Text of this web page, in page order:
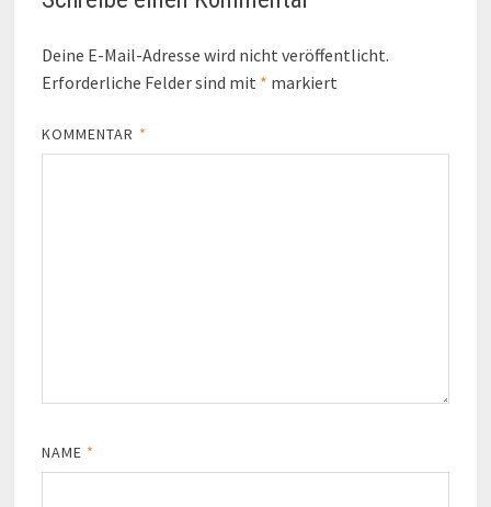
Deine E-Mail-Adresse wird nicht veröffentlicht.
Erforderliche Felder sind mit * markiert
KOMMENTAR *
NAME *